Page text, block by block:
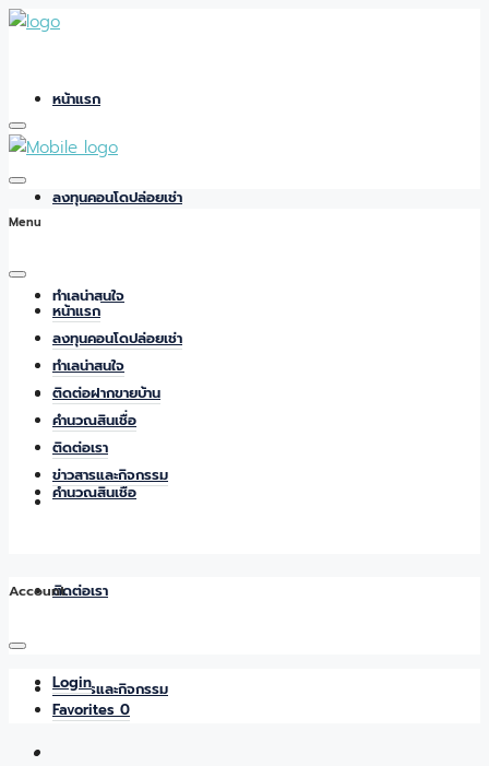
หน้าแรก
ลงทุนคอนโดปล่อยเช่า
ทำเลน่าสนใจ
ติดต่อฝากขายบ้าน
คำนวณสินเชื่อ
ติดต่อเรา
ข่าวสารและกิจกรรม
Menu
หน้าแรก
ลงทุนคอนโดปล่อยเช่า
ทำเลน่าสนใจ
ติดต่อฝากขายบ้าน
คำนวณสินเชื่อ
ติดต่อเรา
ข่าวสารและกิจกรรม
Account
Login
Favorites 0